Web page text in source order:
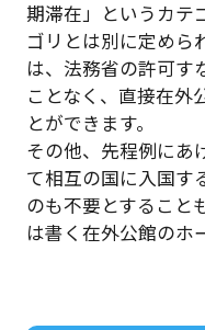
期滞在」というカテ
ゴリとは別に定めら
は、法務省の許可す
ことなく、直接在外
とができます。
その他、先程例にあ
て相互の国に入国す
のも不要とすること
は書く在外公館のホ